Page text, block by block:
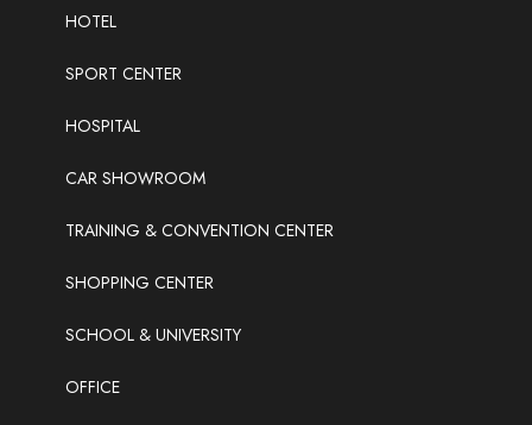
HOTEL
SPORT CENTER
HOSPITAL
CAR SHOWROOM
TRAINING & CONVENTION CENTER
SHOPPING CENTER
SCHOOL & UNIVERSITY
OFFICE